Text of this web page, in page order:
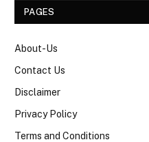
PAGES
About-Us
Contact Us
Disclaimer
Privacy Policy
Terms and Conditions